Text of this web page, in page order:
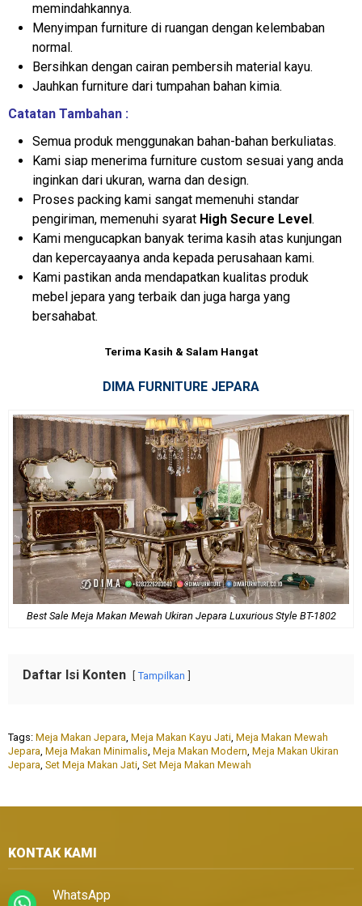
memindahkannya.
Menyimpan furniture di ruangan dengan kelembaban
normal.
Bersihkan dengan cairan pembersih material kayu.
Jauhkan furniture dari tumpahan bahan kimia.
Catatan Tambahan :
Semua produk menggunakan bahan-bahan berkuliatas.
Kami siap menerima furniture custom sesuai yang anda
inginkan dari ukuran, warna dan design.
Proses packing kami sangat memenuhi standar
pengiriman, memenuhi syarat High Secure Level.
Kami mengucapkan banyak terima kasih atas kunjungan
dan kepercayaanya anda kepada perusahaan kami.
Kami pastikan anda mendapatkan kualitas produk
mebel jepara yang terbaik dan juga harga yang
bersahabat.
Terima Kasih & Salam Hangat
DIMA FURNITURE JEPARA
Best Sale Meja Makan Mewah Ukiran Jepara Luxurious Style BT-1802
Daftar Isi Konten Tampilkan
Tags: Meja Makan Jepara, Meja Makan Kayu Jati, Meja Makan Mewah
Jepara, Meja Makan Minimalis, Meja Makan Modern, Meja Makan Ukiran
Jepara, Set Meja Makan Jati, Set Meja Makan Mewah
KONTAK KAMI
WhatsApp